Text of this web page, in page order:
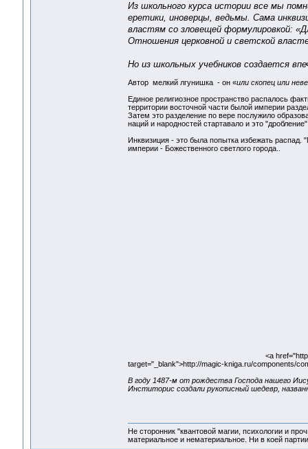
Из школьного курса истории все мы
еретики, иноверцы, ведьмы. Сама
властям со зловещей формулировкой:
Отношения церковной и светской
Но из школьных учебников создается
Автор мелкий лгунишка - он «или скопец или
Единое религиозное пространство распалось
территории восточной части былой империи
Затем это разделение по вере послужило
наций и народностей стартавало и это
Инквизиция - это была попытка избежать
империи - Божественного светлого города..
<a
target="_blank">http://magic-kniga.ru/components/
В году 1487-м от рождества Господа нашего
Инститорис создали рукописный шедевр,
Не сторонник "квантовой магии, психологии и
материальное и нематериальное. Ни в коей